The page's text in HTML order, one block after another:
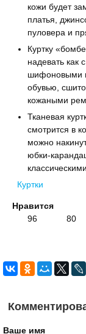
кожи будет
платья,
пуловера и
Куртку
надевать как
шифоновыми
обувью,
кожаными
Тканевая
смотрится в
можно
юбки-
Куртки
Нравится
96
80
Ваше имя